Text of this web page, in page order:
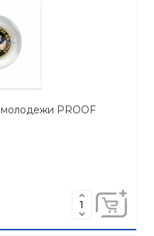
молодежи PROOF